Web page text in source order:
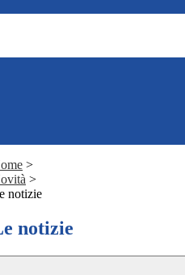
>
>
notizie
notizie